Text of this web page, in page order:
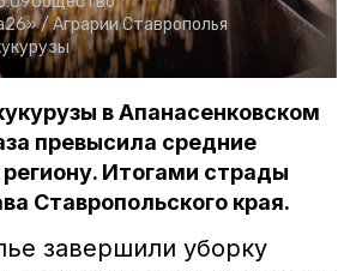
/Аграрии Ставрополья
в Апанасенковском
превысила средние
региону. Итогами страды
Ставропольского края.
завершили уборку